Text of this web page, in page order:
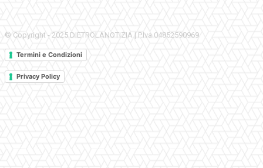
© Copyright - 2025 DIETROLANOTIZIA | P.Iva 04852590969
Termini e Condizioni
Privacy Policy